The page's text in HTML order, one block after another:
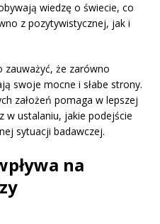
wiedzę o świecie, co
z pozytywistycznej, jak i
zauważyć, że zarówno
swoje mocne i słabe strony.
założeń pomaga w lepszej
w ustalaniu, jakie podejście
sytuacji badawczej.
na